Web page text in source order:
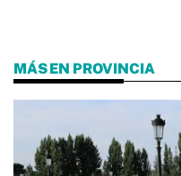
MÁS EN PROVINCIA